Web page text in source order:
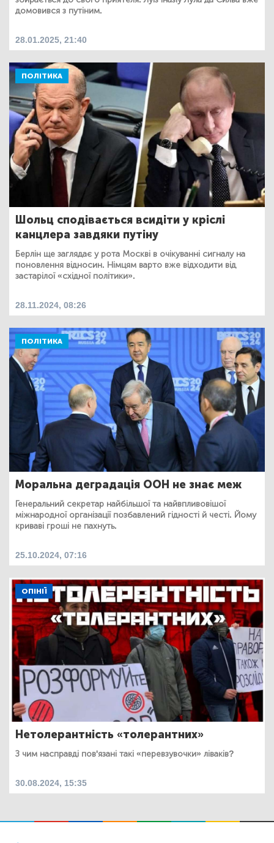
домовився з путіним.
28.01.2025, 21:40
ПОЛІТИКА
Шольц сподівається всидіти у кріслі
канцлера завдяки путіну
Берлін ще заглядає у рота Москві в очікуванні сигналу на
поновлення відносин. Німцям варто вже відходити від
застарілої «східної політики».
28.11.2024, 08:26
ПОЛІТИКА
Моральна деградація ООН не знає меж
Генеральний секретар найбільшої та найвпливовішої
міжнародної організації позбавлений гідності й честі. Йому
криваві гроші не пахнуть.
25.10.2024, 07:16
ОПІНІЇ
Нетолерантність «толерантних»
З чим насправді пов'язані такі «перевзувочки» ліваків?
30.08.2024, 15:35